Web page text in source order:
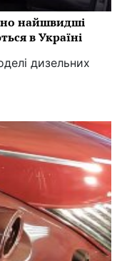
найшвидші
в Україні
дизельних